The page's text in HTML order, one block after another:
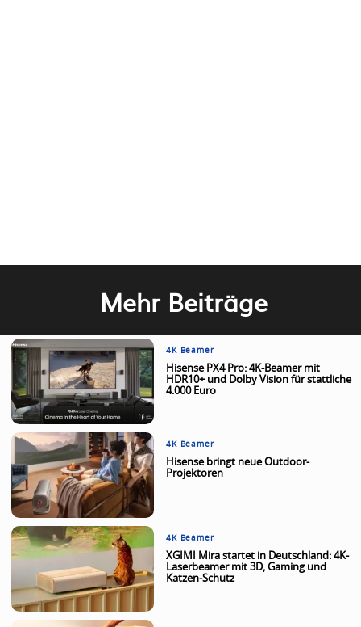
Mehr Beiträge
4K Beamer
Hisense PX4 Pro: 4K-Beamer mit
HDR10+ und Dolby Vision für stattliche
4.000 Euro
4K Beamer
Hisense bringt neue Outdoor-
Projektoren
4K Beamer
XGIMI Mira startet in Deutschland: 4K-
Laserbeamer mit 3D, Gaming und
Katzen-Schutz